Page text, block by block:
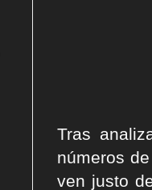
Tras
números
ven justo